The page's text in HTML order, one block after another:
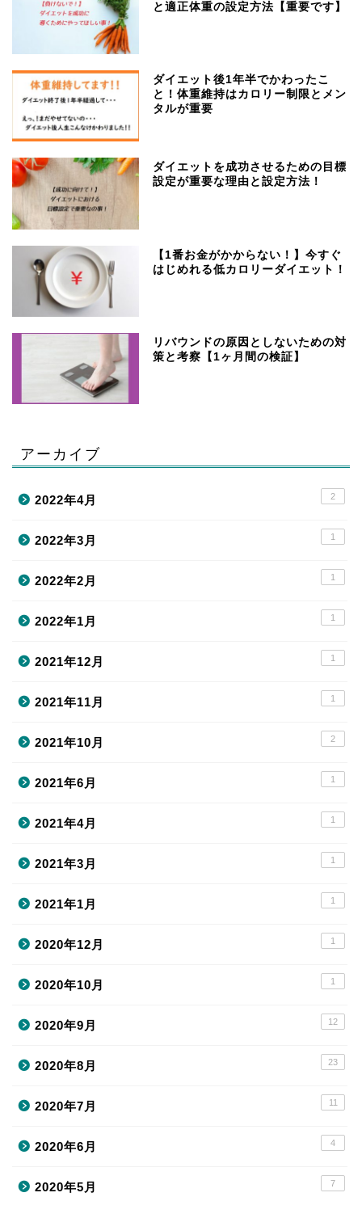
と適正体重の設定方法【重要です】
ダイエット後1年半でかわったこ
と！体重維持はカロリー制限とメン
タルが重要
ダイエットを成功させるための目標
設定が重要な理由と設定方法！
【1番お金がかからない！】今すぐ
はじめれる低カロリーダイエット！
リバウンドの原因としないための対
策と考察【1ヶ月間の検証】
アーカイブ
2022年4月 2
2022年3月 1
2022年2月 1
2022年1月 1
2021年12月 1
2021年11月 1
2021年10月 2
2021年6月 1
2021年4月 1
2021年3月 1
2021年1月 1
2020年12月 1
2020年10月 1
2020年9月 12
2020年8月 23
2020年7月 11
2020年6月 4
2020年5月 7